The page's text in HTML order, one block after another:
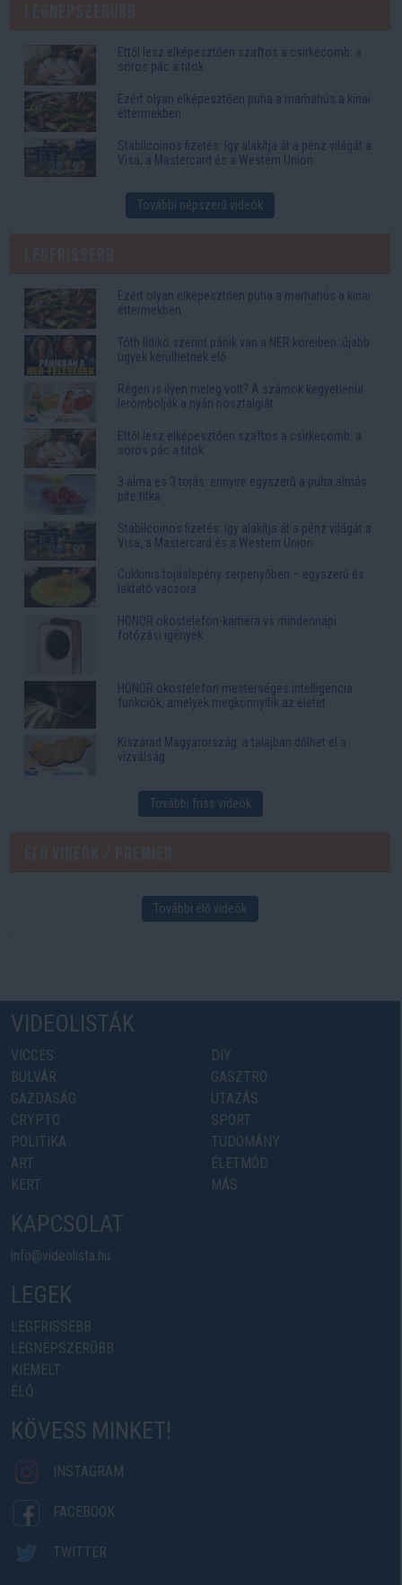
Ettől lesz elképesztően szaftos a csirkecomb: a
sörös pác a titok
Ezért olyan elképesztően puha a marhahús a kínai
éttermekben
Stabilcoinos fizetés: így alakítja át a pénz világát a
Visa, a Mastercard és a Western Union
További népszerű videók
Ezért olyan elképesztően puha a marhahús a kínai
éttermekben
Tóth Ildikó szerint pánik van a NER köreiben: újabb
ügyek kerülhetnek elő
Régen is ilyen meleg volt? A számok kegyetlenül
lerombolják a nyári nosztalgiát
Ettől lesz elképesztően szaftos a csirkecomb: a
sörös pác a titok
3 alma és 3 tojás: ennyire egyszerű a puha almás
pite titka
Stabilcoinos fizetés: így alakítja át a pénz világát a
Visa, a Mastercard és a Western Union
Cukkinis tojáslepény serpenyőben – egyszerű és
laktató vacsora
HONOR okostelefon-kamera vs mindennapi
fotózási igények
HONOR okostelefon mesterséges intelligencia
funkciók, amelyek megkönnyítik az életet
Kiszárad Magyarország: a talajban dőlhet el a
vízválság
További friss videók
További élő videók
VIDEOLISTÁK
VICCES
BULVÁR
GAZDASÁG
CRYPTO
POLITIKA
ART
KERT
DIY
GASZTRO
UTAZÁS
SPORT
TUDOMÁNY
ÉLETMÓD
MÁS
KAPCSOLAT
info@videolista.hu
LEGEK
LEGFRISSEBB
LEGNÉPSZERŰBB
KIEMELT
ÉLŐ
KÖVESS MINKET!
INSTAGRAM
FACEBOOK
TWITTER